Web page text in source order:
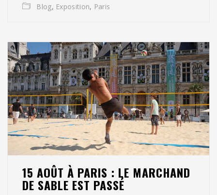
Blog, Exposition, Paris
15 AOÛT À PARIS : LE MARCHAND
DE SABLE EST PASSÉ